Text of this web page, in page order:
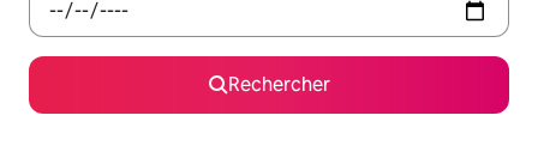
Rechercher